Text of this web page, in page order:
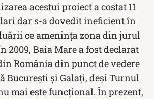
acestui proiect a costat 11
dar s-a dovedit ineficient în
ce amenința zona din jurul
Baia Mare a fost declarat
România din punct de vedere
București și Galați, deși Turnul
mai este funcțional. În prezent,